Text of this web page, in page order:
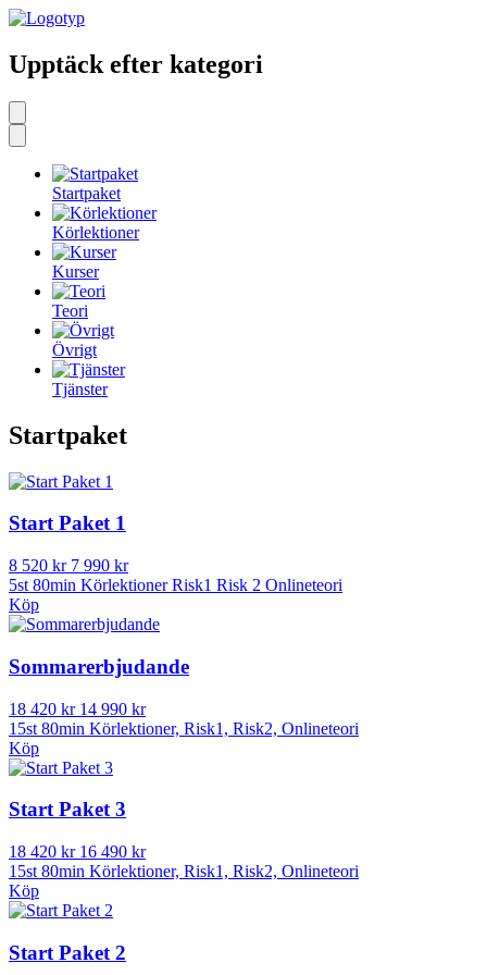
Upptäck efter kategori
Startpaket
Körlektioner
Kurser
Teori
Övrigt
Tjänster
Startpaket
Start Paket 1
8 520 kr 7 990 kr
5st 80min Körlektioner Risk1 Risk 2 Onlineteori
Köp
Sommarerbjudande
18 420 kr 14 990 kr
15st 80min Körlektioner, Risk1, Risk2, Onlineteori
Köp
Start Paket 3
18 420 kr 16 490 kr
15st 80min Körlektioner, Risk1, Risk2, Onlineteori
Köp
Start Paket 2